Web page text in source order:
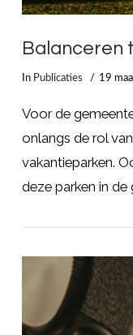
Balanceren
In Publicaties 19
Voor de
onlangs de rol
vakantieparken.
deze parken in de